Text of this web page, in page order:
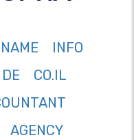
NAME
INFO
DE
CO.IL
AGENCY